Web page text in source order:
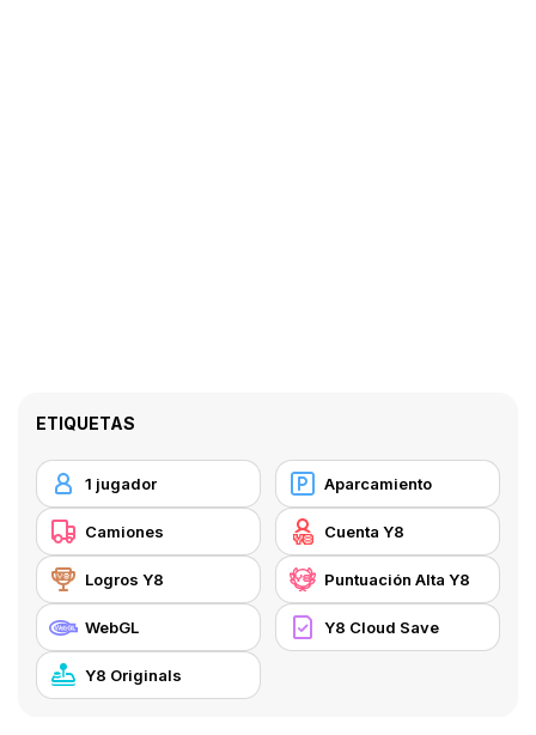
ETIQUETAS
1 jugador Aparcamiento
Camiones Cuenta Y8
Logros Y8 Puntuación Alta Y8
WebGL Y8 Cloud Save
Y8 Originals